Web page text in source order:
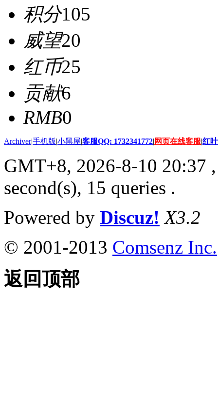
积分105
威望20
红币25
贡献6
RMB0
Archiver|手机版|小黑屋|客服QQ: 1732341772| 网页在线客服|红
GMT+8, 2026-8-10 20:37
second(s), 15 queries .
Powered by Discuz! X3.2
© 2001-2013 Comsenz Inc.
返回顶部